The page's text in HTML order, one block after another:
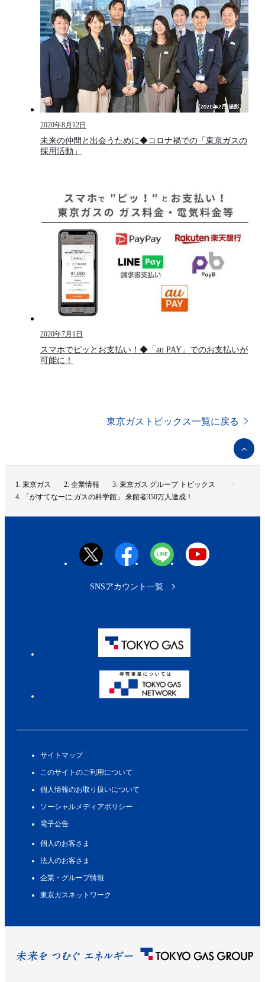
2020年8月12日
未来の仲間と出会うために◆コロナ禍での「東京ガスの
採用活動」
2020年7月1日
スマホでピッとお支払い！◆「au PAY」でのお支払いが
可能に！
東京ガストピックス一覧に戻る
ペ
ー
ジ
へ
東京ガス 企業情報
東京ガス グループ トピックス
「がすてなーに ガスの科学館」 来館者350万人達成！
サイトマップ
このサイトのご利用について
個人情報のお取り扱いについて
ソーシャルメディアポリシー
電子公告
個人のお客さま
法人のお客さま
企業・グループ情報
東京ガスネットワーク
SNSアカウント一覧